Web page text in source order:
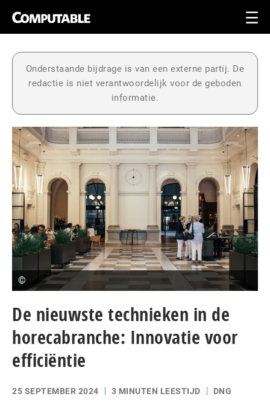
Onderstaande bijdrage is van een externe partij. De
redactie is niet verantwoordelijk voor de geboden
informatie.
©
De nieuwste technieken in de
horecabranche: Innovatie voor
efficiëntie
25 SEPTEMBER 2024 3 MINUTEN LEESTIJD DNG